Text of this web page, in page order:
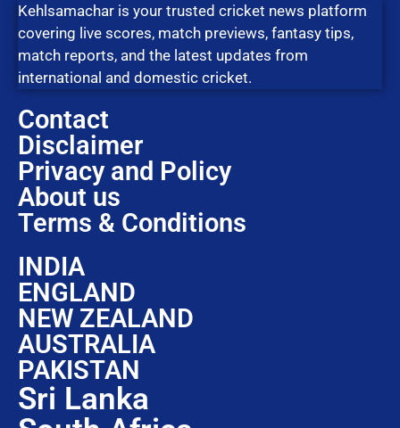
Kehlsamachar is your trusted cricket news platform
covering live scores, match previews, fantasy tips,
match reports, and the latest updates from
international and domestic cricket.
Contact
Disclaimer
Privacy and Policy
About us
Terms & Conditions
INDIA
ENGLAND
NEW ZEALAND
AUSTRALIA
PAKISTAN
Sri Lanka